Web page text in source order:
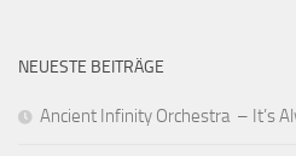
NEUESTE BEITRÄGE
Ancient Infinity Orchestra – It’s